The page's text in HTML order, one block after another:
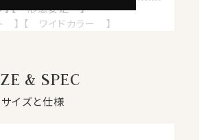
】【 形態安定 】
】 【 ワイドカラー 】
スーピマ綿に形態安定加工を施し
イントオックスフォードを使用しま
& SPEC
サイズと仕様